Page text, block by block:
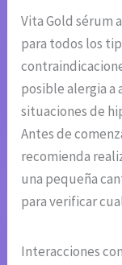
Vita Gold sérum
para todos los
posible alergia a
situaciones de
Antes de
recomienda
una pequeña
para verificar
Interacciones